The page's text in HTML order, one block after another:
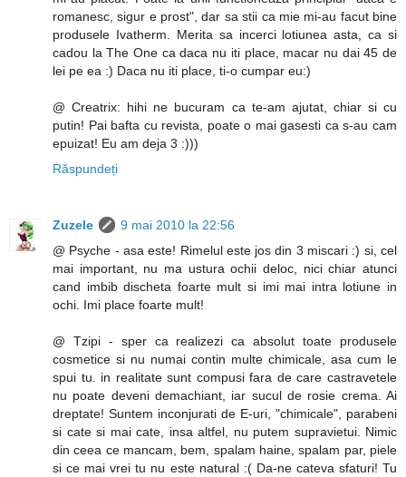
romanesc, sigur e prost", dar sa stii ca mie mi-au facut bine
produsele Ivatherm. Merita sa incerci lotiunea asta, ca si
cadou la The One ca daca nu iti place, macar nu dai 45 de
lei pe ea :) Daca nu iti place, ti-o cumpar eu:)
@ Creatrix: hihi ne bucuram ca te-am ajutat, chiar si cu
putin! Pai bafta cu revista, poate o mai gasesti ca s-au cam
epuizat! Eu am deja 3 :)))
Răspundeți
Zuzele
9 mai 2010 la 22:56
@ Psyche - asa este! Rimelul este jos din 3 miscari :) si, cel
mai important, nu ma ustura ochii deloc, nici chiar atunci
cand imbib discheta foarte mult si imi mai intra lotiune in
ochi. Imi place foarte mult!
@ Tzipi - sper ca realizezi ca absolut toate produsele
cosmetice si nu numai contin multe chimicale, asa cum le
spui tu. in realitate sunt compusi fara de care castravetele
nu poate deveni demachiant, iar sucul de rosie crema. Ai
dreptate! Suntem inconjurati de E-uri, "chimicale", parabeni
si cate si mai cate, insa altfel, nu putem supravietui. Nimic
din ceea ce mancam, bem, spalam haine, spalam par, piele
si ce mai vrei tu nu este natural :( Da-ne cateva sfaturi! Tu